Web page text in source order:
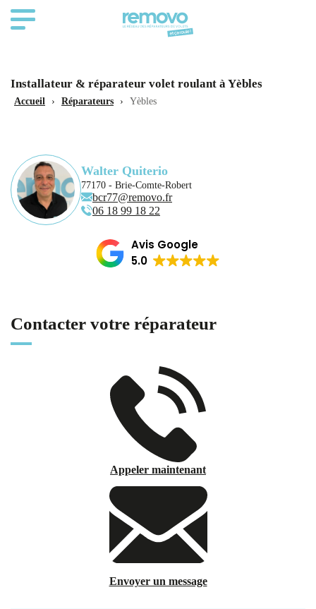
Installateur & réparateur volet roulant à Yèbles
Accueil › Réparateurs › Yèbles
Walter Quiterio
77170 - Brie-Comte-Robert
bcr77@removo.fr
06 18 99 18 22
Avis Google
5.0
Contacter votre réparateur
Appeler maintenant
Envoyer un message